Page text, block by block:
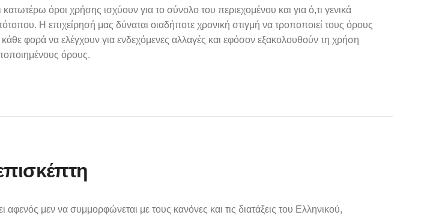
όροι χρήσης ισχύουν για το σύνολο του περιεχομένου και για ό,τι γενικά
Η επιχείρησή μας δύναται οιαδήποτε χρονική στιγμή να τροποποιεί τους όρους
φορά να ελέγχουν για ενδεχόμενες αλλαγές και εφόσον εξακολουθούν τη χρήση
όρους.
αφενός μεν να συμμορφώνεται με τους κανόνες και τις διατάξεις του Ελληνικού,